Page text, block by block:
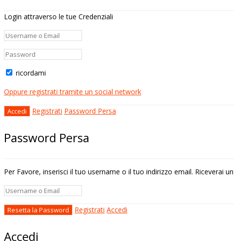
Login attraverso le tue Credenziali
ricordami
Oppure registrati tramite un social network
Registrati Password Persa
Password Persa
Per Favore, inserisci il tuo username o il tuo indirizzo email. Riceverai
Registrati Accedi
Accedi